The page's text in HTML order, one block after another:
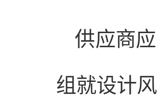
供应商
组就设计